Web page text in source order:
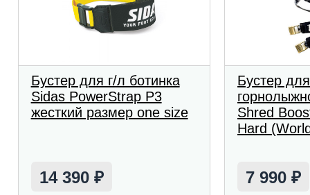
Бустер для г/л ботинка
Sidas PowerStrap P3
жесткий размер one size
14 390 ₽
Бустер для
Shred
Hard
7 990₽